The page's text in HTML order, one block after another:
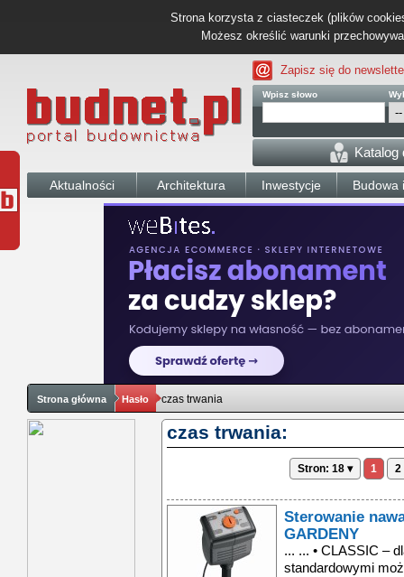
Strona korzysta z ciasteczek (plików
Możesz określić warunki
Zapisz się do
Wpisz słowo
Katalog
Aktualności Architektura Inwestycje Budowa
Strona główna Hasło czas trwania
czas trwania:
Stron: 18 ▾ 1 2
Sterowanie
GARDENY
... ... • CLASSIC –
standardowymi